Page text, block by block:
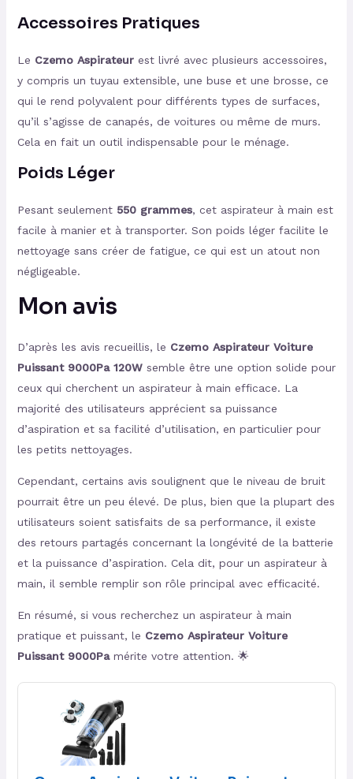
Accessoires Pratiques
Le Czemo Aspirateurest livré avec plusieurs accessoires,
y compris un tuyau extensible, une buse et une brosse, ce
qui le rend polyvalent pour différents types de surfaces,
qu’il s’agisse de canapés, de voitures ou même de murs.
Cela en fait un outil indispensable pour le ménage.
Poids Léger
Pesant seulement 550 grammes, cet aspirateur à main est
facile à manier et à transporter. Son poids léger facilite le
nettoyage sans créer de fatigue, ce qui est un atout non
négligeable.
Mon avis
D’après les avis recueillis, le Czemo Aspirateur Voiture
Puissant 9000Pa 120Wsemble être une option solide pour
ceux qui cherchent un aspirateur à main efficace. La
majorité des utilisateurs apprécient sa puissance
d’aspiration et sa facilité d’utilisation, en particulier pour
les petits nettoyages.
Cependant, certains avis soulignent que le niveau de bruit
pourrait être un peu élevé. De plus, bien que la plupart des
utilisateurs soient satisfaits de sa performance, il existe
des retours partagés concernant la longévité de la batterie
et la puissance d’aspiration. Cela dit, pour un aspirateur à
main, il semble remplir son rôle principal avec efficacité.
En résumé, si vous recherchez un aspirateur à main
pratique et puissant, le Czemo Aspirateur Voiture
Puissant 9000Pamérite votre attention. 🌟